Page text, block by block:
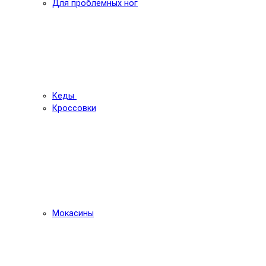
Для проблемных ног
Кеды
Кроссовки
Мокасины